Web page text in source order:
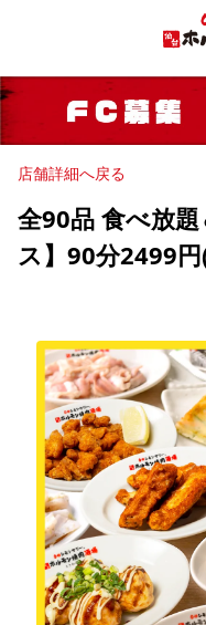
店舗詳細へ戻る
全90品 食べ放
ス】90分2499